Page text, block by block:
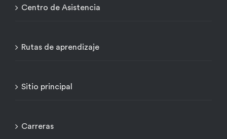
Centro de Asistencia
Rutas de aprendizaje
Sitio principal
Carreras